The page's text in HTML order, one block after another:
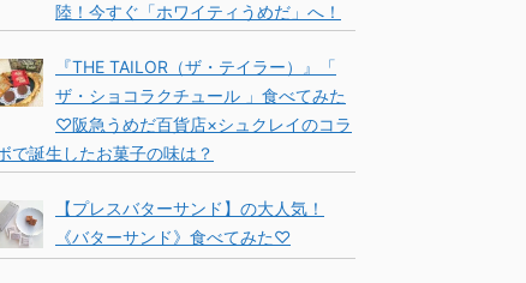
陸！今すぐ「ホワイティうめだ」へ！
『THE TAILOR（ザ・テイラー）』「
ザ・ショコラクチュール 」食べてみた
♡阪急うめだ百貨店×シュクレイのコラ
で誕生したお菓子の味は？
【プレスバターサンド】の大人気！
《バターサンド》食べてみた♡